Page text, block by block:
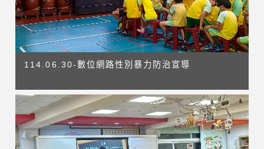
114.06.30-數位網路性別暴力防治宣導